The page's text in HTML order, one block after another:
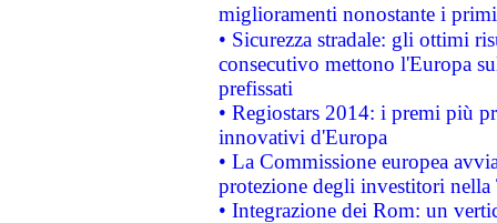
miglioramenti nonostante i
• Sicurezza stradale: gli ottimi
consecutivo mettono l'Europa
prefissati
• Regiostars 2014: i premi più
innovativi d'Europa
• La Commissione europea
protezione degli investitori
• Integrazione dei Rom: un